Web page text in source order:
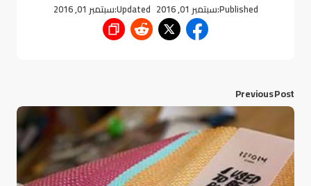
Published:سبتمبر 01, 2016 Updated:سبتمبر 01, 2016
Previous Post